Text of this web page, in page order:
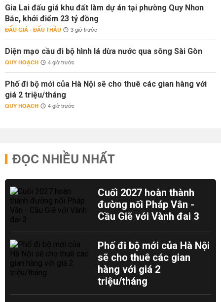
Gia Lai đấu giá khu đất làm dự án tại phường Quy Nhơn
Bắc, khởi điểm 23 tỷ đồng
ĐẤU GIÁ - ĐẤU THẦU 3 giờ trước
Diện mạo cầu đi bộ hình lá dừa nước qua sông Sài Gòn
QUY HOẠCH 4 giờ trước
Phố đi bộ mới của Hà Nội sẽ cho thuê các gian hàng với
giá 2 triệu/tháng
QUY HOẠCH 4 giờ trước
ĐỌC NHIỀU NHẤT
Cuối 2027 hoàn thành
đường nối Pháp Vân -
Cầu Giẽ với Vành đai 3
Phố đi bộ mới của Hà Nội
sẽ cho thuê các gian
hàng với giá 2
triệu/tháng